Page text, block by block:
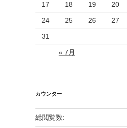
17 18 19 20
24 25 26 27
31
« 7月
カウンター
総閲覧数: